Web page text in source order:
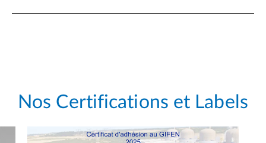
Nos Certifications et Labels